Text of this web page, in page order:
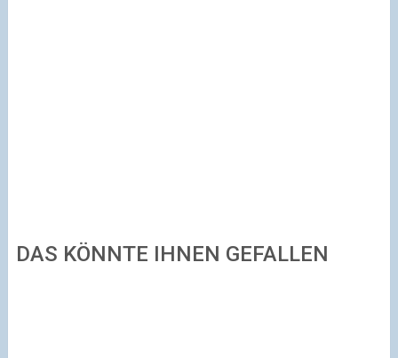
DAS KÖNNTE IHNEN GEFALLEN